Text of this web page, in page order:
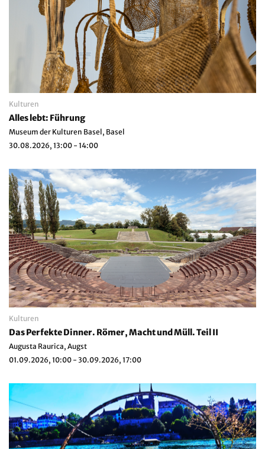
Kulturen
Alles lebt: Führung
Museum der Kulturen Basel, Basel
30.08.2026, 13:00 - 14:00
Kulturen
Das Perfekte Dinner. Römer, Macht und Müll. Teil II
Augusta Raurica, Augst
01.09.2026, 10:00 - 30.09.2026, 17:00